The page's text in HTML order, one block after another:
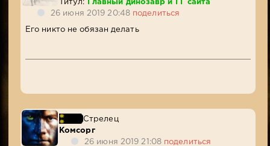
Титул:
Главный динозавр и ГГ сайта
26 июня 2019 20:48 поделиться
Его никто не обязан делать
Стрелец
Комсорг
26 июня 2019 21:08 поделиться